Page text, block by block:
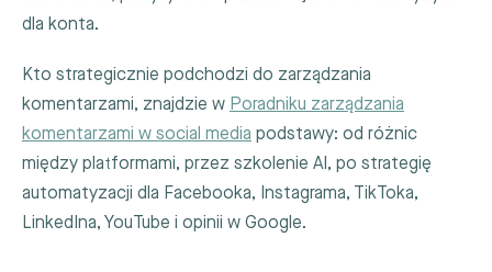
dla konta.
Kto strategicznie podchodzi do zarządzania
komentarzami, znajdzie w Poradniku zarządzania
komentarzami w social media podstawy: od różnic
między platformami, przez szkolenie AI, po strategię
automatyzacji dla Facebooka, Instagrama, TikToka,
LinkedIna, YouTube i opinii w Google.